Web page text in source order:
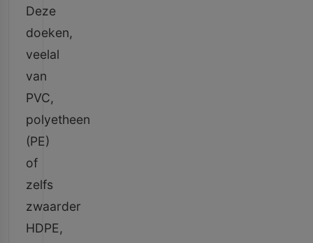
Deze
doeken,
veelal
van
PVC,
polyetheen
(PE)
of
zelfs
zwaarder
HDPE,